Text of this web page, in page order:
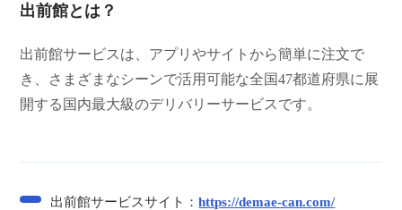
出前館とは？
出前館サービスは、アプリやサイトから簡単に注文で
き、さまざまなシーンで活用可能な全国47都道府県に展
開する国内最大級のデリバリーサービスです。
出前館サービスサイト：https://demae-can.com/